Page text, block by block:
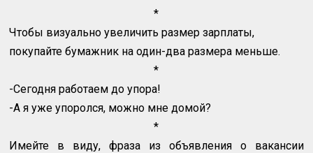
*
Чтобы визуально увеличить размер зарплаты,
покупайте бумажник на один-два размера меньше.
*
-Сегодня работаем до упора!
-А я уже упоролся, можно мне домой?
*
Имейте в виду, фраза из объявления о вакансии